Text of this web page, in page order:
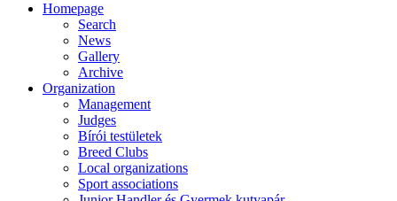
Homepage
Search
News
Gallery
Archive
Organization
Management
Judges
Bírói testületek
Breed Clubs
Local organizations
Sport associations